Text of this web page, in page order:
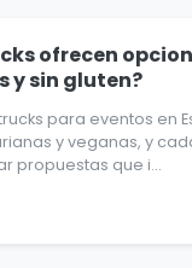
ofrecen
y sin gluten?
para eventos en
y veganas, y
propuestas que i...